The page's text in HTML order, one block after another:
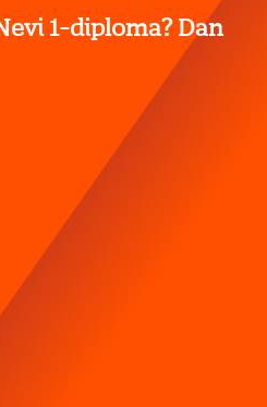
1-diploma? Dan